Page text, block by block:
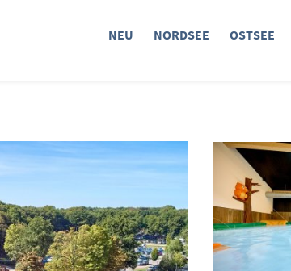
NEU NORDSEE OSTSEE